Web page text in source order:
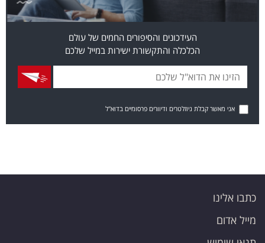
העידכונים והסיפורים החמים של עולם
הכלכלה והתקשורת ישירות במייל שלכם
אני מאשר קבלת ניוזלטרים ודיוורים פרסומיים בדוא"ל
כתבו אלינו
מייל אדום